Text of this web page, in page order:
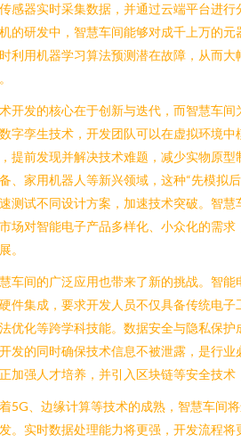
感器实时采集数据，并通过云端平台进
的研发中，智慧车间能够对成千上万的
利用机器学习算法预测潜在故障，从而
开发的核心在于创新与迭代，而智慧车
字孪生技术，开发团队可以在虚拟环境
提前发现并解决技术难题，减少实物原
、家用机器人等新兴领域，这种“先模拟
测试不同设计方案，加速技术突破。智
场对智能电子产品多样化、小众化的需
。
车间的广泛应用也带来了新的挑战。智
件集成，要求开发人员不仅具备传统电
优化等跨学科技能。数据安全与隐私保
发的同时确保技术信息不被泄露，是行
加强人才培养，并引入区块链等安全技术
5G、边缘计算等技术的成熟，智慧车间
。实时数据处理能力将更强，开发流程将